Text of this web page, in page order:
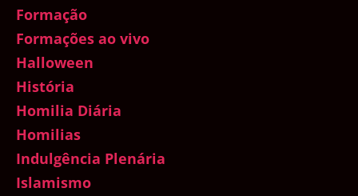
Formação
Formações ao vivo
Halloween
História
Homilia Diária
Homilias
Indulgência Plenária
Islamismo